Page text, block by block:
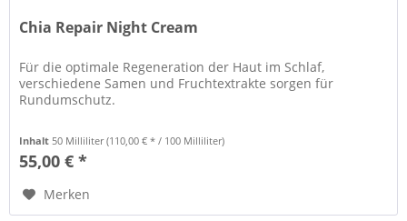
Chia Repair Night Cream
Für die optimale Regeneration der Haut im Schlaf,
verschiedene Samen und Fruchtextrakte sorgen für
Rundumschutz.
Inhalt50 Milliliter(110,00 € * / 100 Milliliter)
55,00 € *
Merken